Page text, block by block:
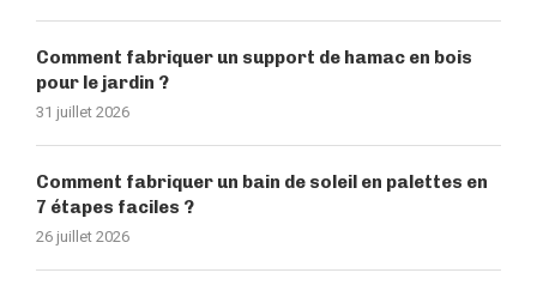
Comment fabriquer un support de hamac en bois
pour le jardin ?
31 juillet 2026
Comment fabriquer un bain de soleil en palettes en
7 étapes faciles ?
26 juillet 2026